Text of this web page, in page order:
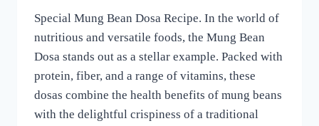
Special Mung Bean Dosa Recipe. In the world of
nutritious and versatile foods, the Mung Bean
Dosa stands out as a stellar example. Packed with
protein, fiber, and a range of vitamins, these
dosas combine the health benefits of mung beans
with the delightful crispiness of a traditional